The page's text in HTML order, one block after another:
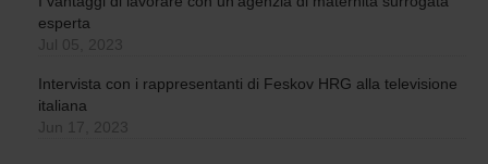
esperta
Jul 05, 2023
Intervista con i rappresentanti di Feskov HRG alla televisione
italiana
Jun 17, 2023